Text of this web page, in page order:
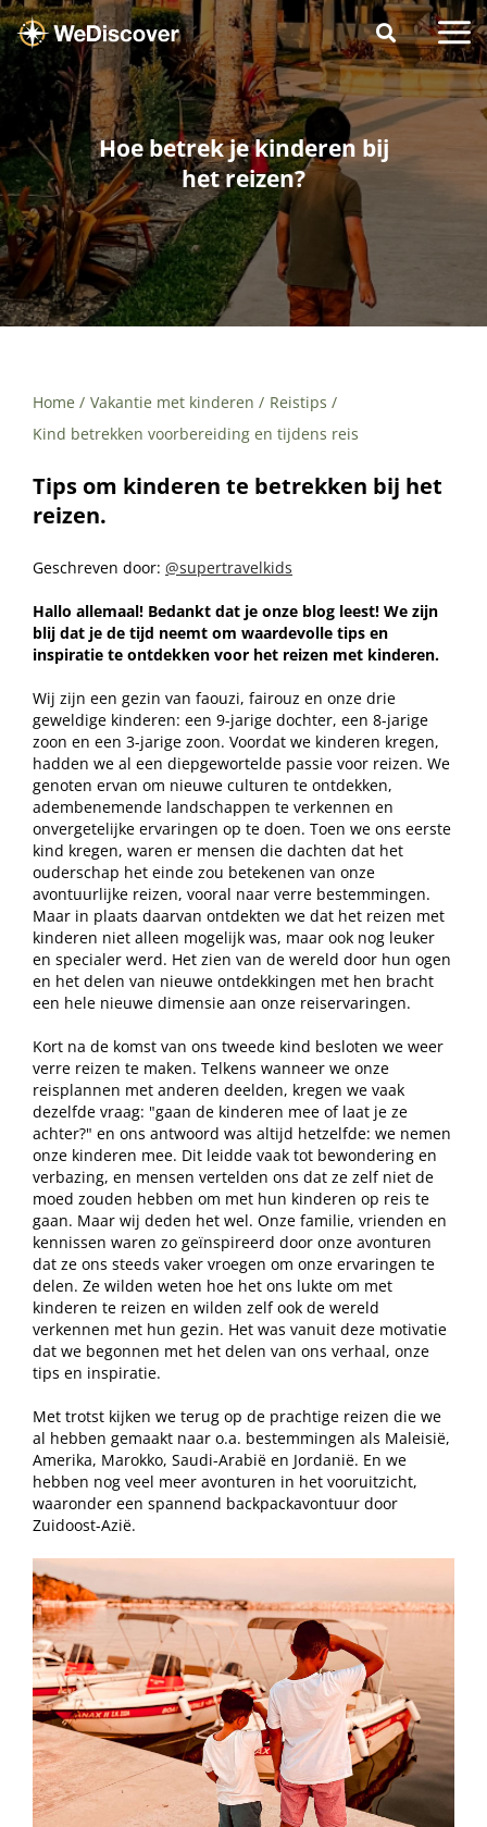
Hoe betrek je kinderen bij
het reizen?
Home Vakantie met kinderen
Reistips
Kind betrekken voorbereiding en tijdens reis
Tips om kinderen te betrekken bij het
reizen.
Geschreven door: @supertravelkids
Hallo allemaal! Bedankt dat je onze blog leest! We zijn
blij dat je de tijd neemt om waardevolle tips en
inspiratie te ontdekken voor het reizen met kinderen.
Wij zijn een gezin van faouzi, fairouz en onze drie
geweldige kinderen: een 9-jarige dochter, een 8-jarige
zoon en een 3-jarige zoon. Voordat we kinderen kregen,
hadden we al een diepgewortelde passie voor reizen. We
genoten ervan om nieuwe culturen te ontdekken,
adembenemende landschappen te verkennen en
onvergetelijke ervaringen op te doen. Toen we ons eerste
kind kregen, waren er mensen die dachten dat het
ouderschap het einde zou betekenen van onze
avontuurlijke reizen, vooral naar verre bestemmingen.
Maar in plaats daarvan ontdekten we dat het reizen met
kinderen niet alleen mogelijk was, maar ook nog leuker
en specialer werd. Het zien van de wereld door hun ogen
en het delen van nieuwe ontdekkingen met hen bracht
een hele nieuwe dimensie aan onze reiservaringen.
Kort na de komst van ons tweede kind besloten we weer
verre reizen te maken. Telkens wanneer we onze
reisplannen met anderen deelden, kregen we vaak
dezelfde vraag: "gaan de kinderen mee of laat je ze
achter?" en ons antwoord was altijd hetzelfde: we nemen
onze kinderen mee. Dit leidde vaak tot bewondering en
verbazing, en mensen vertelden ons dat ze zelf niet de
moed zouden hebben om met hun kinderen op reis te
gaan. Maar wij deden het wel. Onze familie, vrienden en
kennissen waren zo geïnspireerd door onze avonturen
dat ze ons steeds vaker vroegen om onze ervaringen te
delen. Ze wilden weten hoe het ons lukte om met
kinderen te reizen en wilden zelf ook de wereld
verkennen met hun gezin. Het was vanuit deze motivatie
dat we begonnen met het delen van ons verhaal, onze
tips en inspiratie.
Met trotst kijken we terug op de prachtige reizen die we
al hebben gemaakt naar o.a. bestemmingen als Maleisië,
Amerika, Marokko, Saudi-Arabië en Jordanië. En we
hebben nog veel meer avonturen in het vooruitzicht,
waaronder een spannend backpackavontuur door
Zuidoost-Azië.